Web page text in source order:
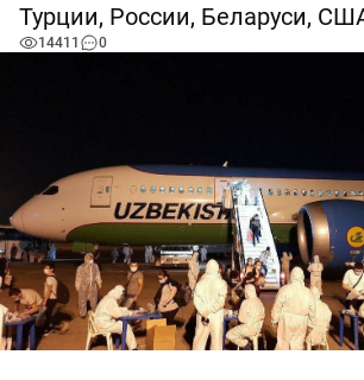
Турции, России, Беларуси,
14411 0